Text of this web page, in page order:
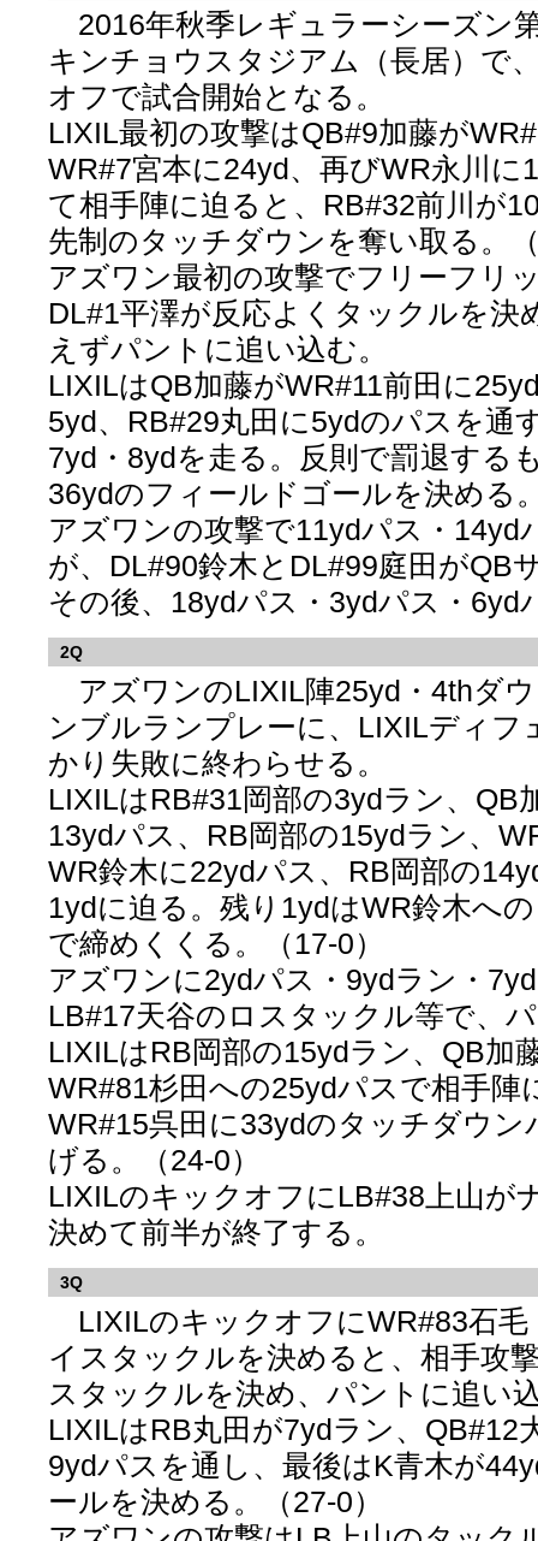
2016年秋季レギュラーシーズン
キンチョウスタジアム（長居）で
オフで試合開始となる。
LIXIL最初の攻撃はQB#9加藤が
WR#7宮本に24yd、再びWR永川に
て相手陣に迫ると、RB#32前川が
先制のタッチダウンを奪い取る。
アズワン最初の攻撃でフリーフリ
DL#1平澤が反応よくタックルを決
えずパントに追い込む。
LIXILはQB加藤がWR#11前田に
5yd、RB#29丸田に5ydのパスを通
7yd・8ydを走る。反則で罰退する
36ydのフィールドゴールを決める
アズワンの攻撃で11ydパス・14yd
が、DL#90鈴木とDL#99庭田がQB
その後、18ydパス・3ydパス・6yd
2Q
アズワンのLIXIL陣25yd・4thダ
ンブルランプレーに、LIXILディフ
かり失敗に終わらせる。
LIXILはRB#31岡部の3ydラン、QB
13ydパス、RB岡部の15ydラン、
WR鈴木に22ydパス、RB岡部の
1ydに迫る。残り1ydはWR鈴木へ
で締めくくる。（17-0）
アズワンに2ydパス・9ydラン・
LB#17天谷のロスタックル等で、
LIXILはRB岡部の15ydラン、QB加
WR#81杉田への25ydパスで相手陣
WR#15呉田に33ydのタッチダウン
げる。（24-0）
LIXILのキックオフにLB#38上山が
決めて前半が終了する。
3Q
LIXILのキックオフにWR#83石毛
イスタックルを決めると、相手攻
スタックルを決め、パントに追い
LIXILはRB丸田が7ydラン、QB#12
9ydパスを通し、最後はK青木が
ールを決める。（27-0）